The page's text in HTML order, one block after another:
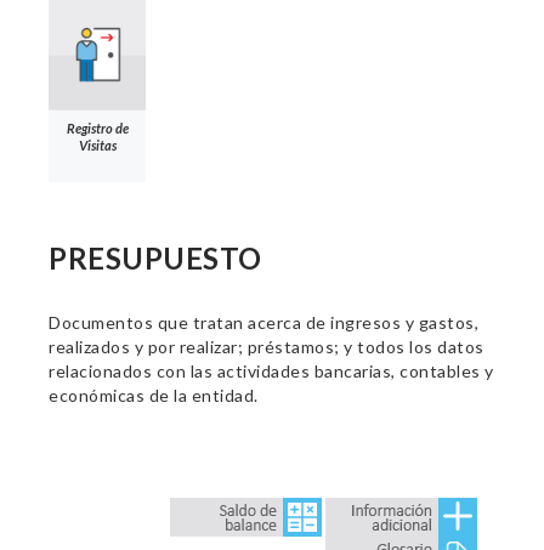
Registro de
Visitas
PRESUPUESTO
Documentos que tratan acerca de ingresos y gastos,
realizados y por realizar; préstamos; y todos los datos
relacionados con las actividades bancarias, contables y
económicas de la entidad.